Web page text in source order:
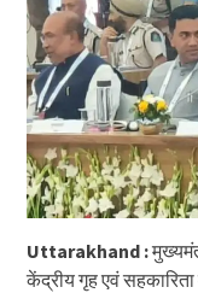
Uttarakhand :
केंद्रीय गृह एवं सहकारिता